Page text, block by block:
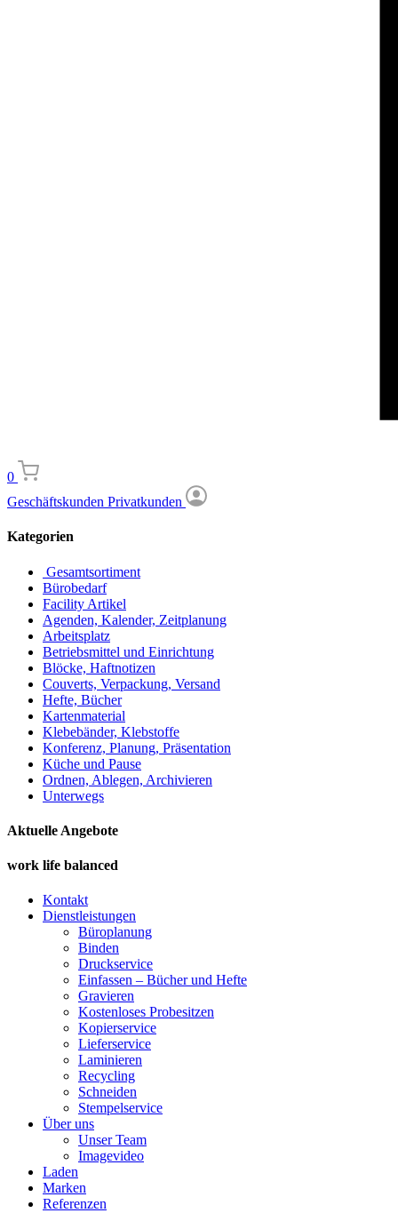
0
Geschäftskunden Privatkunden
Kategorien
Gesamtsortiment
Bürobedarf
Facility Artikel
Agenden, Kalender, Zeitplanung
Arbeitsplatz
Betriebsmittel und Einrichtung
Blöcke, Haftnotizen
Couverts, Verpackung, Versand
Hefte, Bücher
Kartenmaterial
Klebebänder, Klebstoffe
Konferenz, Planung, Präsentation
Küche und Pause
Ordnen, Ablegen, Archivieren
Unterwegs
Aktuelle Angebote
work life balanced
Kontakt
Dienstleistungen
Büroplanung
Binden
Druckservice
Einfassen – Bücher und Hefte
Gravieren
Kostenloses Probesitzen
Kopierservice
Lieferservice
Laminieren
Recycling
Schneiden
Stempelservice
Über uns
Unser Team
Imagevideo
Laden
Marken
Referenzen